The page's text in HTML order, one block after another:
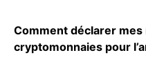
Comment déclarer mes
cryptomonnaies pour